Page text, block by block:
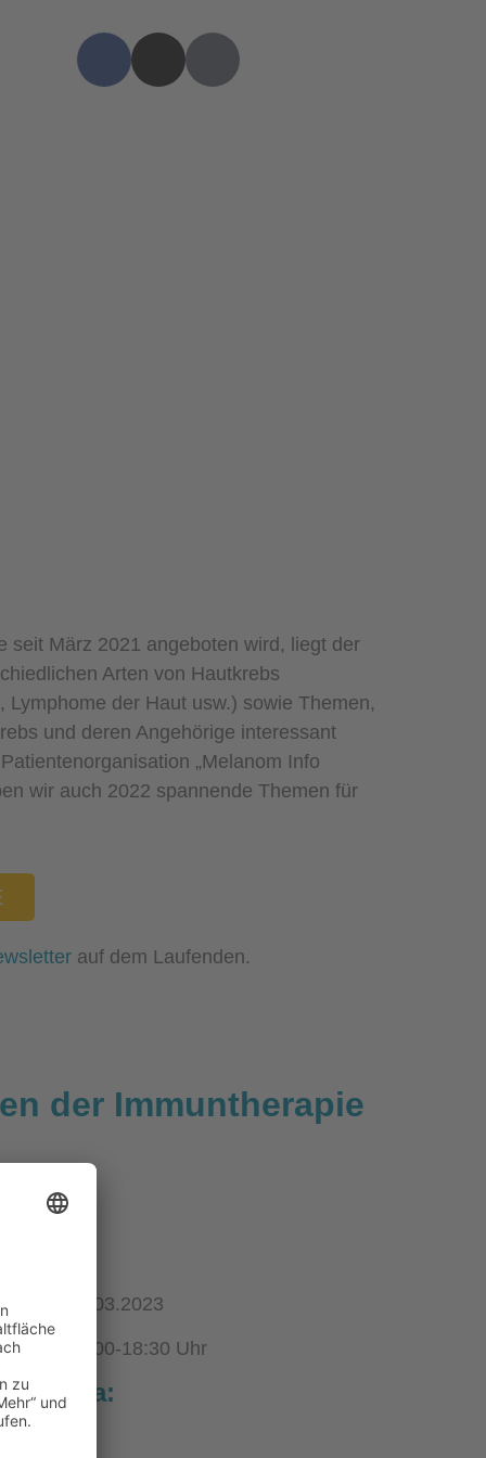
seit März 2021 angeboten wird, liegt der
Arten von Hautkrebs
Lymphome der Haut usw.) sowie Themen,
und deren Angehörige interessant
„Melanom Info
wir auch 2022 spannende Themen für
auf dem Laufenden.
der Immuntherapie
30.03.2023
17:00-18:30 Uhr
Thema: